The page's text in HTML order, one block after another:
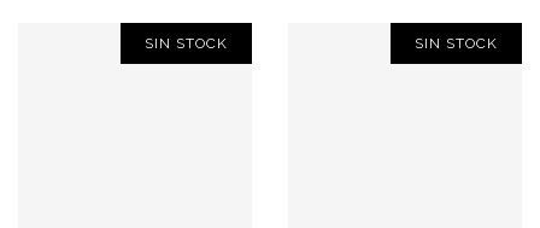
SIN STOCK SIN STOCK